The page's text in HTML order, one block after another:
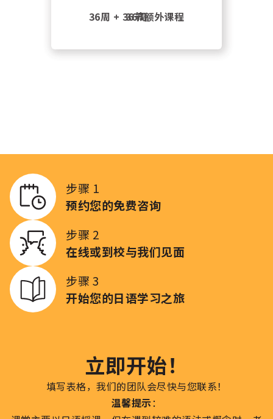
36周
36周 + 36节额外课程
步骤 1
预约您的免费咨询
步骤 2
在线或到校与我们见面
步骤 3
开始您的日语学习之旅
立即开始！
填写表格，我们的团队会尽快与您联系！
温馨提示：